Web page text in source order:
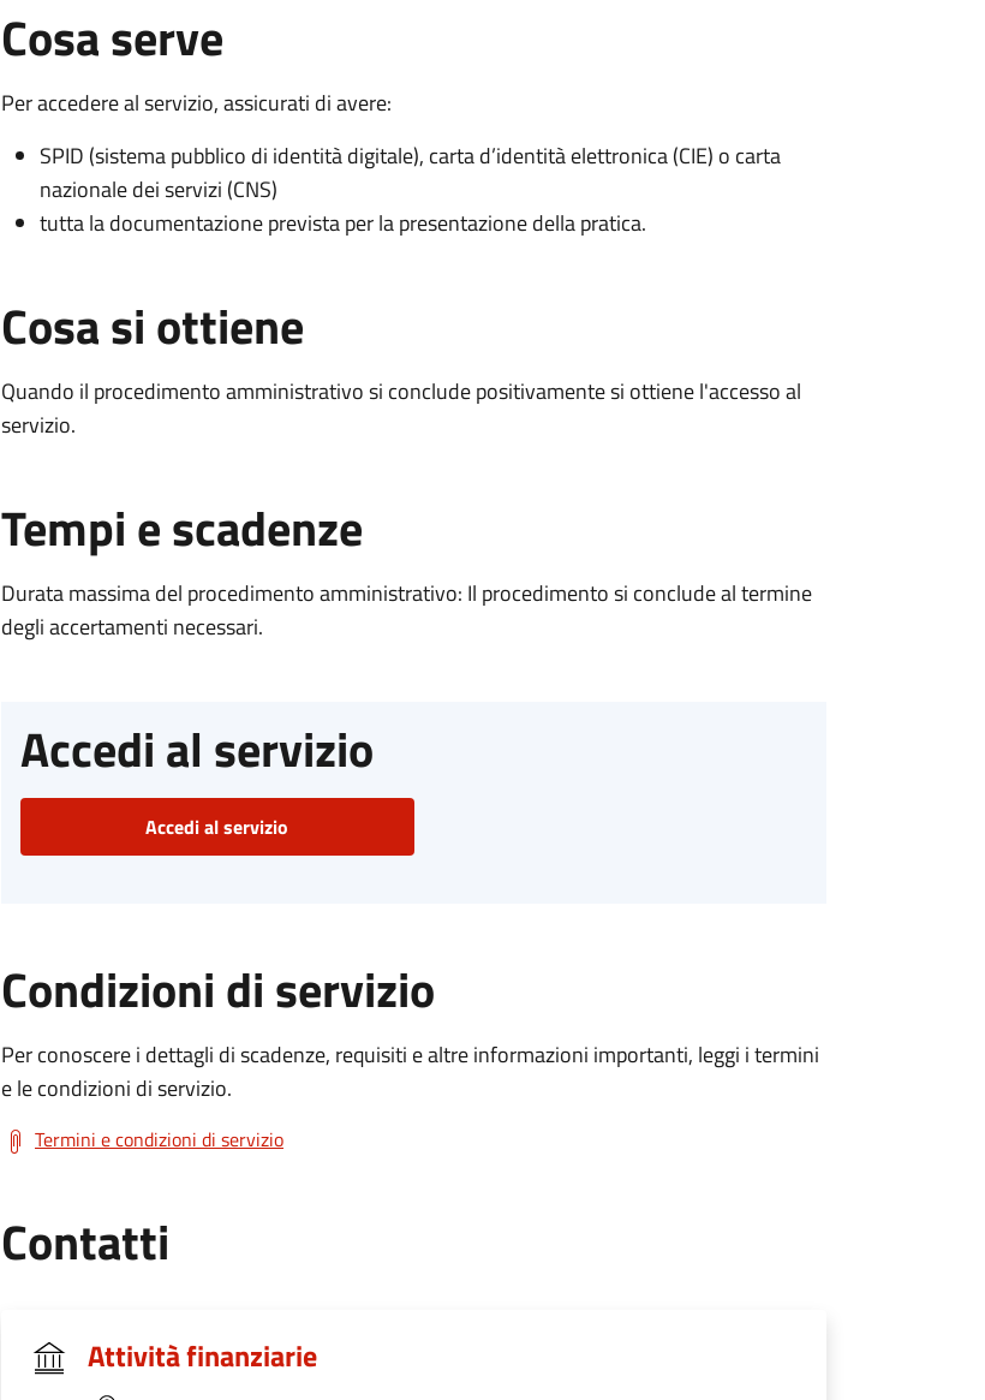
Cosa serve
Per accedere al servizio, assicurati di avere:
SPID (sistema pubblico di identità digitale), carta d’identità elettronica (CIE) o carta
nazionale dei servizi (CNS)
tutta la documentazione prevista per la presentazione della pratica.
Cosa si ottiene
Quando il procedimento amministrativo si conclude positivamente si ottiene l'accesso al
servizio.
Tempi e scadenze
Durata massima del procedimento amministrativo: Il procedimento si conclude al termine
degli accertamenti necessari.
Accedi al servizio
Accedi al servizio
Condizioni di servizio
Per conoscere i dettagli di scadenze, requisiti e altre informazioni importanti, leggi i termini
e le condizioni di servizio.
Termini e condizioni di servizio
Contatti
Attività finanziarie